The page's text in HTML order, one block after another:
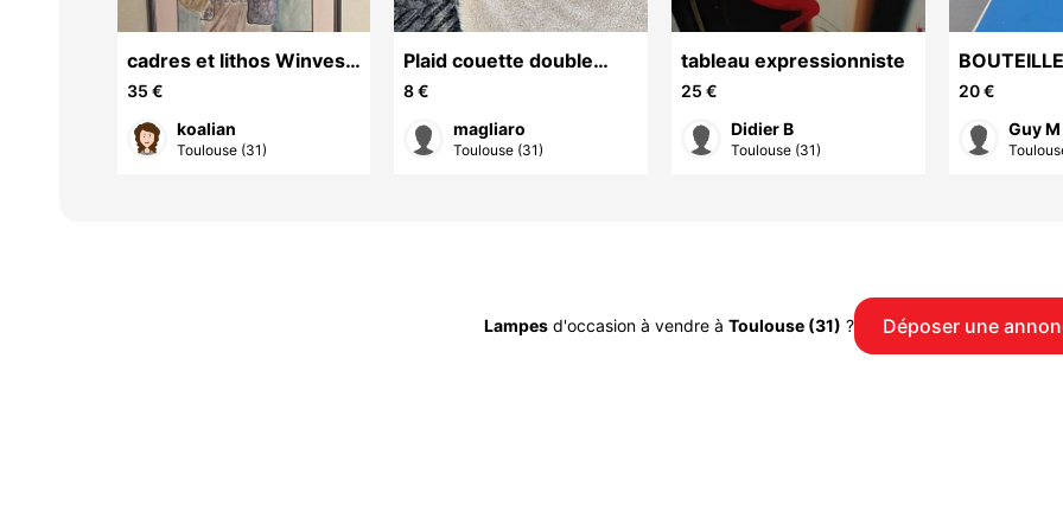
cadres et lithos Winves
93
35 €
koalian
Toulouse (31)
Plaid couette double
face
8 €
magliaro
Toulouse (31)
tableau expressionniste
25 €
Didier B
Toulouse (31)
BOUTEILLE
20 €
Guy M
Lampesd'occasion à vendre à Toulouse (31) ? Déposer une